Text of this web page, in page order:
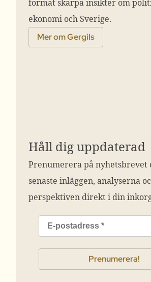
format skarpa insikter om
ekonomi och Sverige.
Mer om Gergils
Håll dig uppdaterad
Prenumerera på nyhetsbrevet
senaste inläggen, analyserna
perspektiven direkt i din